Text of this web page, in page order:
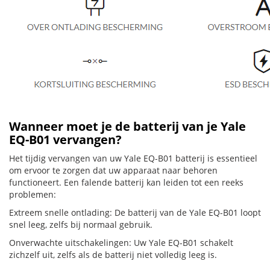
Wanneer moet je de batterij van je Yale
EQ-B01 vervangen?
Het tijdig vervangen van uw Yale EQ-B01 batterij is essentieel
om ervoor te zorgen dat uw apparaat naar behoren
functioneert. Een falende batterij kan leiden tot een reeks
problemen:
Extreem snelle ontlading: De batterij van de Yale EQ-B01 loopt
snel leeg, zelfs bij normaal gebruik.
Onverwachte uitschakelingen: Uw Yale EQ-B01 schakelt
zichzelf uit, zelfs als de batterij niet volledig leeg is.